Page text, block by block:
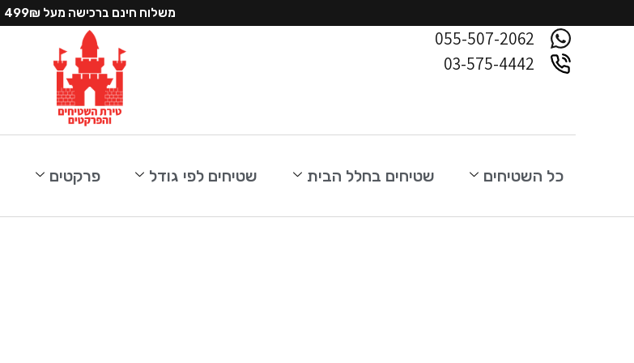
משלוח חינם ברכישה מעל 499₪
055-507-2062
03-575-4442
כל השטיחים שטיחים בחלל הבית שטיחים לפי גודל פרקטים